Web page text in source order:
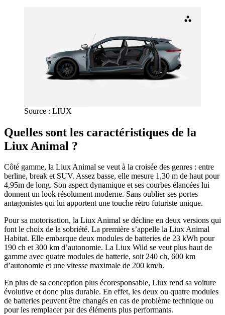
Source : LIUX
Quelles sont les caractéristiques de la
Liux Animal ?
Côté gamme, la Liux Animal se veut à la croisée des genres : entre
berline, break et SUV. Assez basse, elle mesure 1,30 m de haut pour
4,95m de long. Son aspect dynamique et ses courbes élancées lui
donnent un look résolument moderne. Sans oublier ses portes
antagonistes qui lui apportent une touche rétro futuriste unique.
Pour sa motorisation, la Liux Animal se décline en deux versions qui
font le choix de la sobriété. La première s’appelle la Liux Animal
Habitat. Elle embarque deux modules de batteries de 23 kWh pour
190 ch et 300 km d’autonomie. La Liux Wild se veut plus haut de
gamme avec quatre modules de batterie, soit 240 ch, 600 km
d’autonomie et une vitesse maximale de 200 km/h.
En plus de sa conception plus écoresponsable, Liux rend sa voiture
évolutive et donc plus durable. En effet, les deux ou quatre modules
de batteries peuvent être changés en cas de problème technique ou
pour les remplacer par des éléments plus performants.